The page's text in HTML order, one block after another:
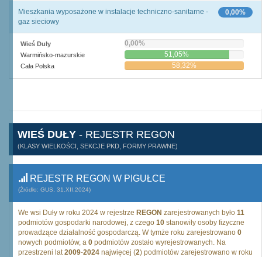
0,00%
Mieszkania wyposażone w instalacje techniczno-sanitarne -
gaz sieciowy
Wieś Duły 0,00%
Warmińsko-mazurskie 51,05%
Cała Polska 58,32%
WIEŚ DUŁY - REJESTR REGON
(KLASY WIELKOŚCI, SEKCJE PKD, FORMY PRAWNE)
REJESTR REGON W PIGUŁCE
(Źródło: GUS, 31.XII.2024)
We wsi Duły w roku 2024 w rejestrze REGON zarejestrowanych było 11
podmiotów gospodarki narodowej, z czego 10 stanowiły osoby fizyczne
prowadzące działalność gospodarczą. W tymże roku zarejestrowano 0
nowych podmiotów, a 0 podmiotów zostało wyrejestrowanych. Na
przestrzeni lat2009-2024 najwięcej (2) podmiotów zarejestrowano w roku